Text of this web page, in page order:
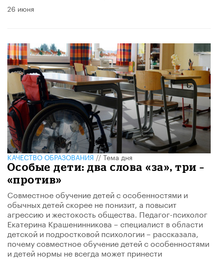
26 июня
КАЧЕСТВО ОБРАЗОВАНИЯ//Тема дня
Особые дети: два слова «за», три –
«против»
​Совместное обучение детей с особенностями и
обычных детей скорее не понизит, а повысит
агрессию и жестокость общества. Педагог-психолог
Екатерина Крашенинникова – специалист в области
детской и подростковой психологии – рассказала,
почему совместное обучение детей с особенностями
и детей нормы не всегда может принести